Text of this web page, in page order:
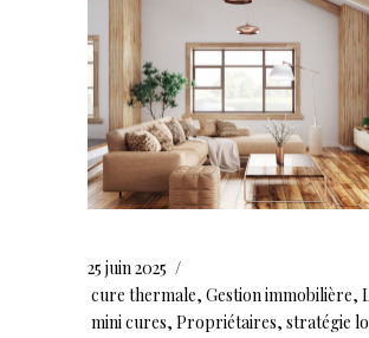
25 juin 2025
cure thermale, Gestion immobilière,
mini cures, Propriétaires, stratégie